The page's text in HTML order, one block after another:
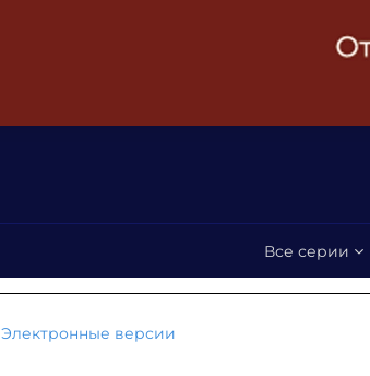
Все серии
Электронные версии